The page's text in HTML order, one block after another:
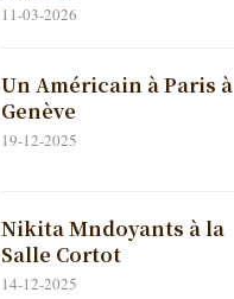
11-03-2026
Un Américain à Paris à
Genève
19-12-2025
Nikita Mndoyants à la
Salle Cortot
14-12-2025